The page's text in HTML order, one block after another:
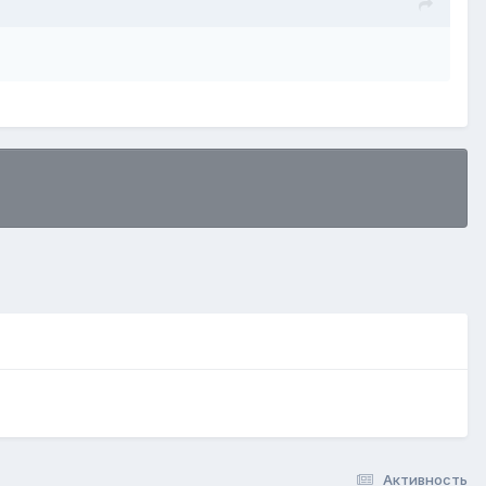
Активность